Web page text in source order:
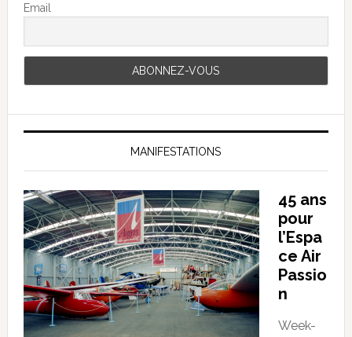
Email
MANIFESTATIONS
45 ans
pour
l’Espa
ce Air
Passio
n
Week-